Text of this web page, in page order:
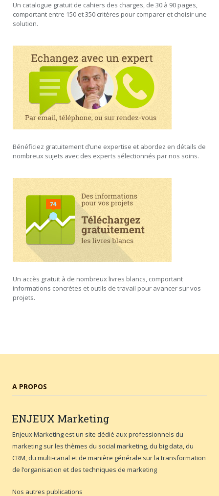
Un catalogue gratuit de cahiers des charges, de 30 à 90 pages,
comportant entre 150 et 350 critères pour comparer et choisir une
solution.
Bénéficiez gratuitement d’une expertise et abordez en détails de
nombreux sujets avec des experts sélectionnés par nos soins.
Un accès gratuit à de nombreux livres blancs, comportant
informations concrètes et outils de travail pour avancer sur vos
projets.
A PROPOS
ENJEUX Marketing
Enjeux Marketing est un site dédié aux professionnels du
marketing sur les thèmes du social marketing, du big data, du
CRM, du multi-canal et de manière générale sur la transformation
de l’organisation et des techniques de marketing
Nos autres publications